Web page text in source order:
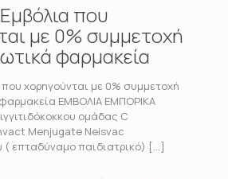
που
με 0% συμμετοχή
φαρμακεία
που χορηγούνται με 0% συμμετοχή
ΕΜΒΟΛΙΑ ΕΜΠΟΡΙΚΑ
ομάδας C
Menjugate Neisvac
( επταδύναμο παιδιατρικό) […]